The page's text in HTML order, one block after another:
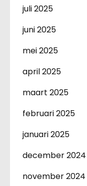
juli 2025
juni 2025
mei 2025
april 2025
maart 2025
februari 2025
januari 2025
december 2024
november 2024